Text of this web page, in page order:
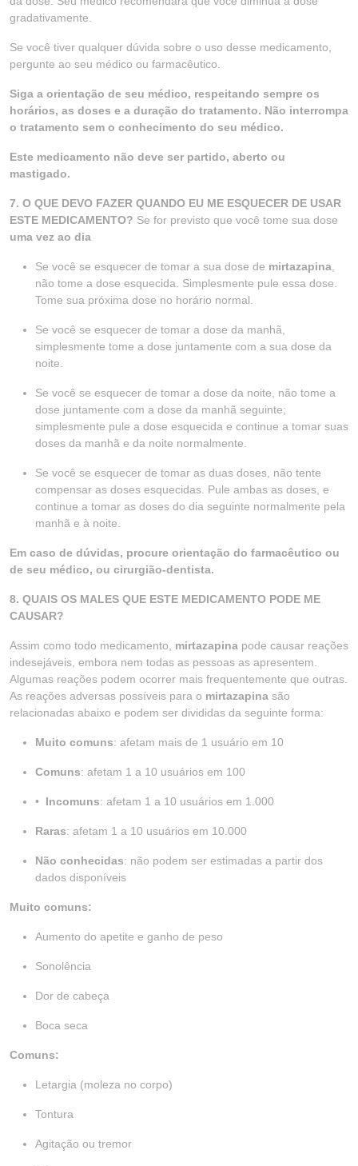
gradativamente.
Se você tiver qualquer dúvida sobre o uso desse medicamento,
pergunte ao seu médico ou farmacêutico.
Siga a orientação de seu médico, respeitando sempre os
horários, as doses e a duração do tratamento. Não interrompa
o tratamento sem o conhecimento do seu médico.
Este medicamento não deve ser partido, aberto ou
mastigado.
7. O QUE DEVO FAZER QUANDO EU ME ESQUECER DE USAR
ESTE MEDICAMENTO? Se for previsto que você tome sua dose
uma vez ao dia
Se você se esquecer de tomar a sua dose de mirtazapina
não tome a dose esquecida. Simplesmente pule essa dose.
Tome sua próxima dose no horário normal.
Se você se esquecer de tomar a dose da manhã,
simplesmente tome a dose juntamente com a sua dose da
noite.
Se você se esquecer de tomar a dose da noite, não tome a
dose juntamente com a dose da manhã seguinte;
simplesmente pule a dose esquecida e continue a tomar suas
doses da manhã e da noite normalmente.
Se você se esquecer de tomar as duas doses, não tente
compensar as doses esquecidas. Pule ambas as doses, e
continue a tomar as doses do dia seguinte normalmente pela
manhã e à noite.
Em caso de dúvidas, procure orientação do farmacêutico ou
de seu médico, ou cirurgião-dentista.
8. QUAIS OS MALES QUE ESTE MEDICAMENTO PODE ME
CAUSAR?
Assim como todo medicamento, mirtazapina pode causar reações
indesejáveis, embora nem todas as pessoas as apresentem.
Algumas reações podem ocorrer mais frequentemente que outras.
As reações adversas possíveis para o mirtazapina são
relacionadas abaixo e podem ser divididas da seguinte forma:
Muito comuns: afetam mais de 1 usuário em 10
Comuns: afetam 1 a 10 usuários em 100
• Incomuns: afetam 1 a 10 usuários em 1.000
Raras: afetam 1 a 10 usuários em 10.000
Não conhecidas: não podem ser estimadas a partir dos
dados disponíveis
Muito comuns:
Aumento do apetite e ganho de peso
Sonolência
Dor de cabeça
Boca seca
Comuns:
Letargia (moleza no corpo)
Tontura
Agitação ou tremor